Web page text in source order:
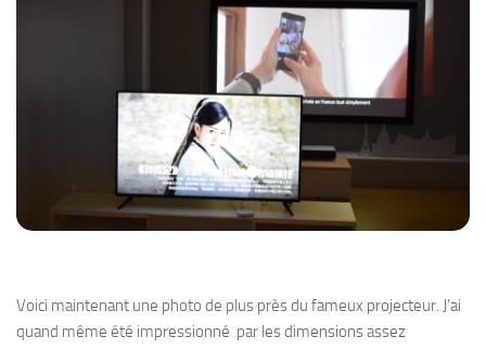
Voici maintenant une photo de plus près du fameux projecteur. J’ai
quand même été impressionné par les dimensions assez